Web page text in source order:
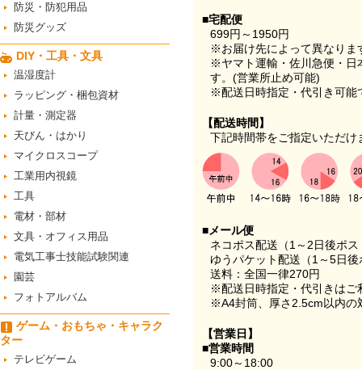
防災・防犯用品
防災グッズ
DIY・工具・文具
温湿度計
ラッピング・梱包資材
計量・測定器
天びん・はかり
マイクロスコープ
工業用内視鏡
工具
電材・部材
文具・オフィス用品
電気工事士技能試験関連
園芸
フォトアルバム
ゲーム・おもちゃ・キャラク
ター
テレビゲーム
■宅配便
699円～1950円
※お届け先によって異なりま
※ヤマト運輸・佐川急便・日
す。(営業所止め可能)
※配送日時指定・代引き可能
【配送時間】
下記時間帯をご指定いただけ
■メール便
ネコポス配送（1～2日後ポ
ゆうパケット配送（1～5日
送料：全国一律270円
※配送日時指定・代引きはご
※A4封筒、厚さ2.5cm以内の
【営業日】
■営業時間
9:00～18:00